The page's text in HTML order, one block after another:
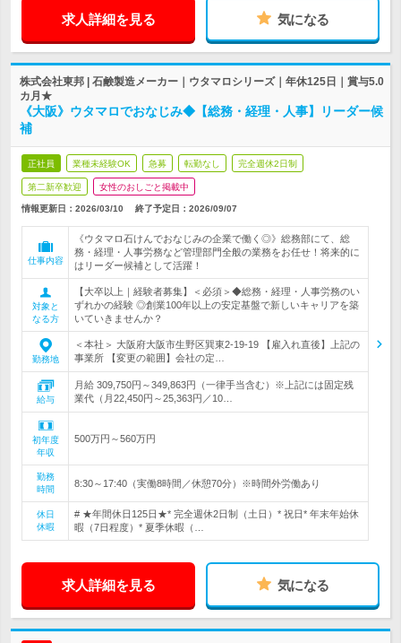
求人詳細を見る 気になる
株式会社東邦 | 石鹸製造メーカー｜ウタマロシリーズ｜年休125日｜賞与5.0
カ月★
《大阪》ウタマロでおなじみ◆【総務・経理・人事】リーダー候
補
正社員 業種未経験OK 急募 転勤なし 完全週休2日制
第二新卒歓迎 女性のおしごと掲載中
情報更新日：2026/03/10 終了予定日： 2026/09/07
仕事内容
《ウタマロ石けんでおなじみの企業で働く◎》総務部にて、総
務・経理・人事労務など管理部門全般の業務をお任せ！将来的に
はリーダー候補として活躍！
対象と
なる方
【大卒以上｜経験者募集】＜必須＞◆総務・経理・人事労務のい
ずれかの経験 ◎創業100年以上の安定基盤で新しいキャリアを築
いていきませんか？
勤務地
＜本社＞ 大阪府大阪市生野区巽東2-19-19 【雇入れ直後】上記の
事業所 【変更の範囲】会社の定…
給与
月給 309,750円～349,863円（一律手当含む）※上記には固定残
業代（月22,450円～25,363円／10…
初年度
年収
500万円～560万円
勤務
時間
8:30～17:40（実働8時間／休憩70分）※時間外労働あり
休日
休暇
# ★年間休日125日★* 完全週休2日制（土日）* 祝日* 年末年始休
暇（7日程度）* 夏季休暇（…
求人詳細を見る 気になる